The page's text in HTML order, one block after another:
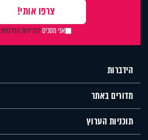
אני מסכיםלמדיניות הפרטיות
הידברות
מדורים באתר
תוכניות הערוץ